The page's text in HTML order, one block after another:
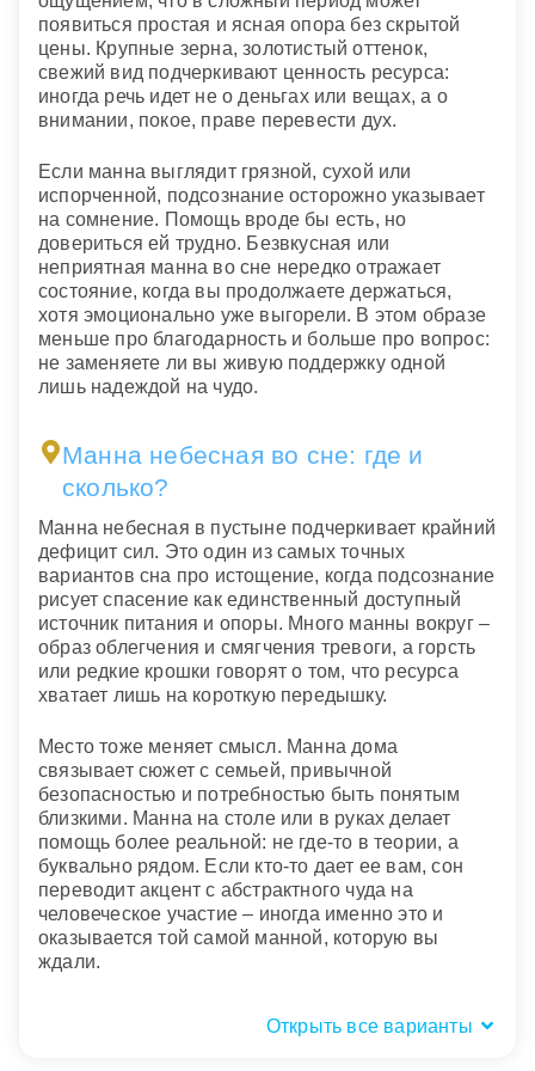
появиться простая и ясная опора без скрытой
цены. Крупные зерна, золотистый оттенок,
свежий вид подчеркивают ценность ресурса:
иногда речь идет не о деньгах или вещах, а о
внимании, покое, праве перевести дух.
Если манна выглядит грязной, сухой или
испорченной, подсознание осторожно указывает
на сомнение. Помощь вроде бы есть, но
довериться ей трудно. Безвкусная или
неприятная манна во сне нередко отражает
состояние, когда вы продолжаете держаться,
хотя эмоционально уже выгорели. В этом образе
меньше про благодарность и больше про вопрос:
не заменяете ли вы живую поддержку одной
лишь надеждой на чудо.
Манна небесная во сне: где и
сколько?
Манна небесная в пустыне подчеркивает крайний
дефицит сил. Это один из самых точных
вариантов сна про истощение, когда подсознание
рисует спасение как единственный доступный
источник питания и опоры. Много манны вокруг –
образ облегчения и смягчения тревоги, а горсть
или редкие крошки говорят о том, что ресурса
хватает лишь на короткую передышку.
Место тоже меняет смысл. Манна дома
связывает сюжет с семьей, привычной
безопасностью и потребностью быть понятым
близкими. Манна на столе или в руках делает
помощь более реальной: не где-то в теории, а
буквально рядом. Если кто-то дает ее вам, сон
переводит акцент с абстрактного чуда на
человеческое участие – иногда именно это и
оказывается той самой манной, которую вы
ждали.
Открыть все варианты